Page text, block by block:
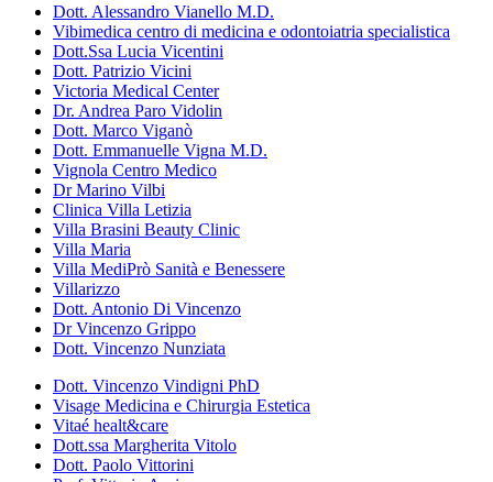
Dott. Alessandro Vianello M.D.
Vibimedica centro di medicina e odontoiatria specialistica
Dott.Ssa Lucia Vicentini
Dott. Patrizio Vicini
Victoria Medical Center
Dr. Andrea Paro Vidolin
Dott. Marco Viganò
Dott. Emmanuelle Vigna M.D.
Vignola Centro Medico
Dr Marino Vilbi
Clinica Villa Letizia
Villa Brasini Beauty Clinic
Villa Maria
Villa MediPrò Sanità e Benessere
Villarizzo
Dott. Antonio Di Vincenzo
Dr Vincenzo Grippo
Dott. Vincenzo Nunziata
Dott. Vincenzo Vindigni PhD
Visage Medicina e Chirurgia Estetica
Vitaé healt&care
Dott.ssa Margherita Vitolo
Dott. Paolo Vittorini